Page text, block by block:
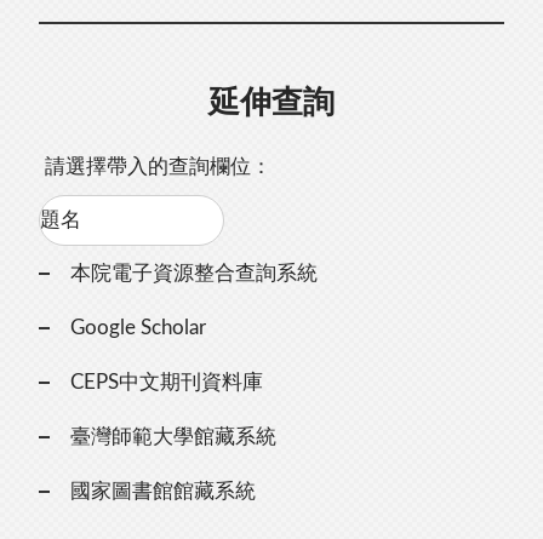
延伸查詢
請選擇帶入的查詢欄位：
本院電子資源整合查詢系統
Google Scholar
CEPS中文期刊資料庫
臺灣師範大學館藏系統
國家圖書館館藏系統